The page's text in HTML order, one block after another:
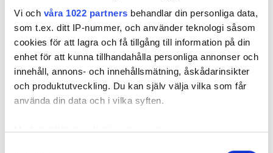
Vi och våra 1022 partners behandlar din personliga data,
som t.ex. ditt IP-nummer, och använder teknologi såsom
cookies för att lagra och få tillgång till information på din
enhet för att kunna tillhandahålla personliga annonser och
innehåll, annons- och innehållsmätning, åskådarinsikter
och produktutveckling. Du kan själv välja vilka som får
använda din data och i vilka syften.
Med din tillåtelse skulle vi även vilja:
detta lät värden ett företag göra en besiktning av
badrummet. Då upptäcktes att vatten läckt från den trasiga
svetsskarven under en längre tid och orsakat omfattande
vattenskador.
Därför sade den privata hyresvärden upp hyreskontraktet
med hänvisning till att hyresgästen inte iakttagit sin så
på att flytta fick hyresnämnden i Malmö pröva